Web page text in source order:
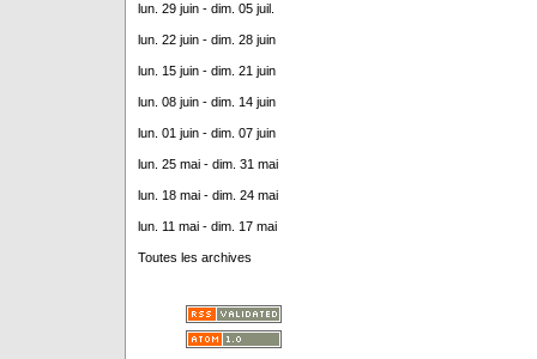
lun. 29 juin - dim. 05 juil.
lun. 22 juin - dim. 28 juin
lun. 15 juin - dim. 21 juin
lun. 08 juin - dim. 14 juin
lun. 01 juin - dim. 07 juin
lun. 25 mai - dim. 31 mai
lun. 18 mai - dim. 24 mai
lun. 11 mai - dim. 17 mai
Toutes les archives